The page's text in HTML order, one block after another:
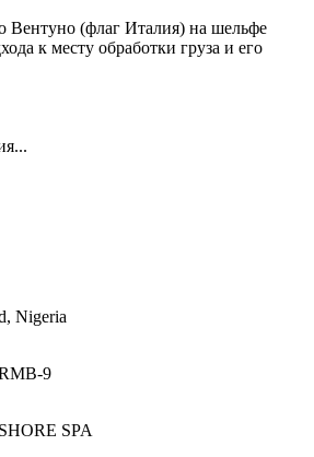
Вентуно (флаг Италия) на шельфе
к месту обработки груза и его
Nigeria
9
SPA